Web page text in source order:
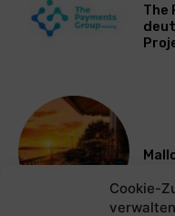
Cookie-
verwalten
The